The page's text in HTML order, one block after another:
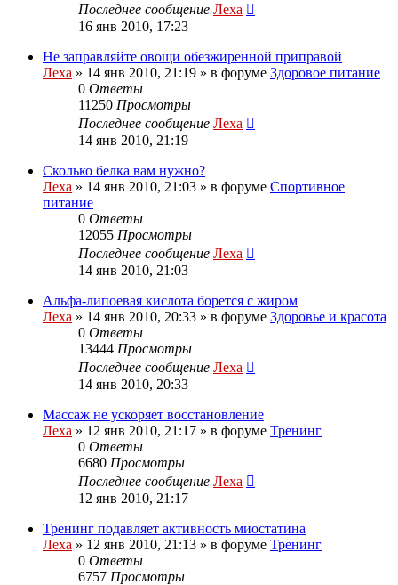
Последнее сообщение Леха
16 янв 2010, 17:23
Не заправляйте овощи обезжиренной приправой
Леха » 14 янв 2010, 21:19 » в форуме Здоровое питание
0 Ответы
11250 Просмотры
Последнее сообщение Леха
14 янв 2010, 21:19
Сколько белка вам нужно?
Леха » 14 янв 2010, 21:03 » в форуме Спортивное
питание
0 Ответы
12055 Просмотры
Последнее сообщение Леха
14 янв 2010, 21:03
Альфа-липоевая кислота борется с жиром
Леха » 14 янв 2010, 20:33 » в форуме Здоровье и красота
0 Ответы
13444 Просмотры
Последнее сообщение Леха
14 янв 2010, 20:33
Массаж не ускоряет восстановление
Леха » 12 янв 2010, 21:17 » в форуме Тренинг
0 Ответы
6680 Просмотры
Последнее сообщение Леха
12 янв 2010, 21:17
Тренинг подавляет активность миостатина
Леха » 12 янв 2010, 21:13 » в форуме Тренинг
0 Ответы
6757 Просмотры